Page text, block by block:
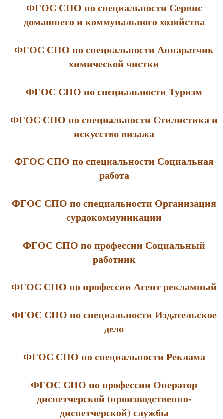
ФГОС СПО по специальности Сервис
домашнего и коммунального хозяйства
ФГОС СПО по специальности Аппаратчик
химической чистки
ФГОС СПО по специальности Туризм
ФГОС СПО по специальности Стилистика и
искусство визажа
ФГОС СПО по специальности Социальная
работа
ФГОС СПО по специальности Организация
сурдокоммуникации
ФГОС СПО по профессии Социальный
работник
ФГОС СПО по профессии Агент рекламный
ФГОС СПО по специальности Издательское
дело
ФГОС СПО по специальности Реклама
ФГОС СПО по профессии Оператор
диспетчерской (производственно-
диспетчерской) службы